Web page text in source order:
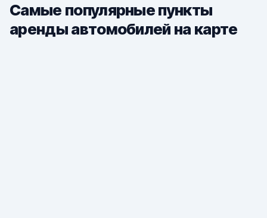
Самые популярные пункты
аренды автомобилей на карте